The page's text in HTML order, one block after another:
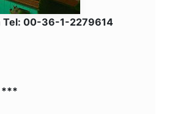
Tel: 00-36-1-2279614
***